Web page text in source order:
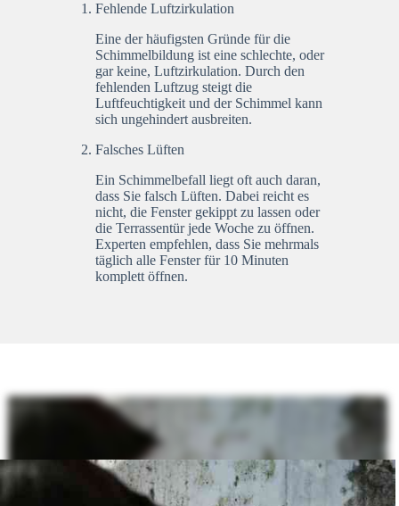
Fehlende Luftzirkulation
Eine der häufigsten Gründe für die
Schimmelbildung ist eine schlechte, oder
gar keine, Luftzirkulation. Durch den
fehlenden Luftzug steigt die
Luftfeuchtigkeit und der Schimmel kann
sich ungehindert ausbreiten.
Falsches Lüften
Ein Schimmelbefall liegt oft auch daran,
dass Sie falsch Lüften. Dabei reicht es
nicht, die Fenster gekippt zu lassen oder
die Terrassentür jede Woche zu öffnen.
Experten empfehlen, dass Sie mehrmals
täglich alle Fenster für 10 Minuten
komplett öffnen.